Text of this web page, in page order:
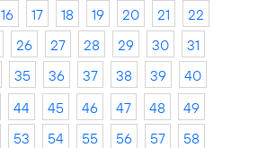
16 17 18 19 20 21
22
26 27 28 29 30
31
35 36 37 38 39
40
44 45 46 47 48
49
53 54 55 56 57
58